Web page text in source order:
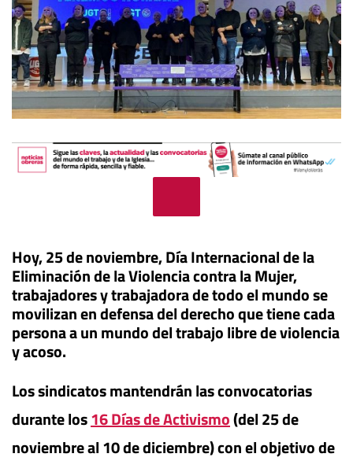
Hoy, 25 de noviembre, Día Internacional de la
Eliminación de la Violencia contra la Mujer,
trabajadores y trabajadora de todo el mundo se
movilizan en defensa del derecho que tiene cada
persona a un mundo del trabajo libre de violencia
y acoso.
Los sindicatos mantendrán las convocatorias
durante los16 Días de Activismo(del 25 de
noviembre al 10 de diciembre) con el objetivo de